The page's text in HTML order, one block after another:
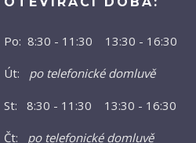
Po: 8:30 - 11:30 13:30 - 16:30
Út: po telefonické domluvě
St: 8:30 - 11:30 13:30 - 16:30
Čt: po telefonické domluvě